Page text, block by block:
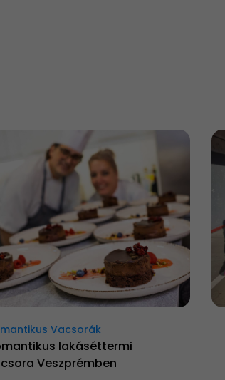
Vacsorák
lakáséttermi
Veszprémben